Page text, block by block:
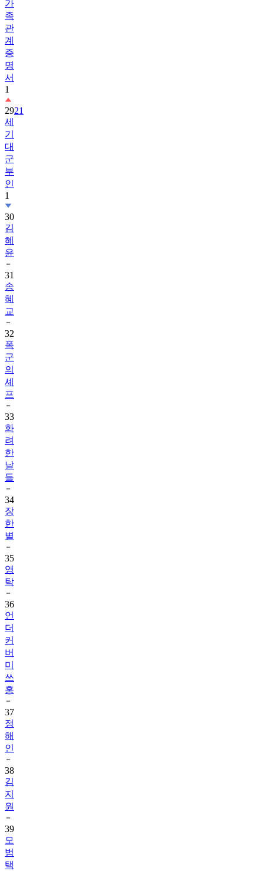
가
족
관
계
증
명
서
1
2921
세
기
대
군
부
인
1
30
김
혜
윤
31
송
혜
교
32
폭
군
의
셰
프
33
화
려
한
날
들
34
장
한
별
35
영
탁
36
언
더
커
버
미
쓰
홍
37
정
해
인
38
김
지
원
39
모
범
택